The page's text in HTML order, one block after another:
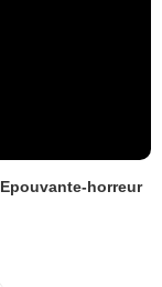
Epouvante-horreur